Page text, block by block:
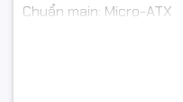
Chuẩn main: Micro-ATX